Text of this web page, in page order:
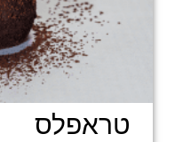
טראפלס